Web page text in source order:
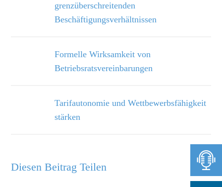
grenzüberschreitenden
Beschäftigungsverhältnissen
Formelle Wirksamkeit von
Betriebsratsvereinbarungen
Tarifautonomie und Wettbewerbsfähigkeit
stärken
Diesen Beitrag Teilen